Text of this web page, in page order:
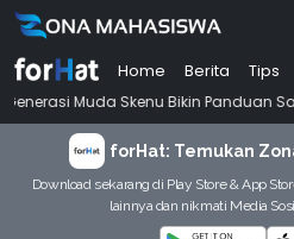
Home Berita Tips
Skenu Bikin Panduan Salat dengan
forHat: Temukan
Download sekarang di Play Store & App
lainnya dan nikmati Media